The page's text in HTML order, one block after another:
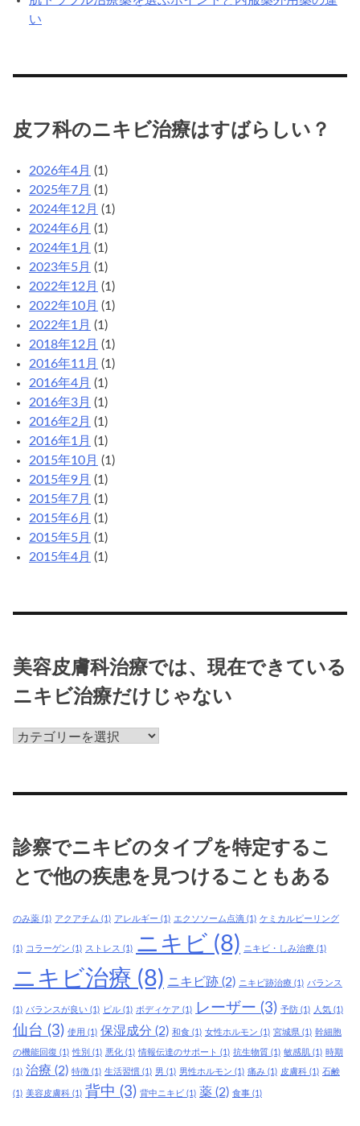
い
皮フ科のニキビ治療はすばらしい？
2026年4月 (1)
2025年7月 (1)
2024年12月 (1)
2024年6月 (1)
2024年1月 (1)
2023年5月 (1)
2022年12月 (1)
2022年10月 (1)
2022年1月 (1)
2018年12月 (1)
2016年11月 (1)
2016年4月 (1)
2016年3月 (1)
2016年2月 (1)
2016年1月 (1)
2015年10月 (1)
2015年9月 (1)
2015年7月 (1)
2015年6月 (1)
2015年5月 (1)
2015年4月 (1)
美容皮膚科治療では、現在できている
ニキビ治療だけじゃない
美
膚
療
で
で
て
い
る
ニ
キ
診察でニキビのタイプを特定するこ
とで他の疾患を見つけることもある
のみ薬 (1) アクアチム (1) アレルギー (1) エクソソーム点滴 (1) ケミカルピーリング
(1) コラーゲン (1) ストレス (1) ニキビ (8) ニキビ・しみ治療 (1)
ニキビ治療 (8) ニキビ跡 (2) ニキビ跡治療 (1) バランス
(1) バランスが良い (1) ピル (1) ボディケア (1) レーザー (3) 予防 (1) 人気 (1)
仙台 (3) 使用 (1) 保湿成分 (2) 和食 (1) 女性ホルモン (1) 宮城県 (1) 幹細胞
の機能回復 (1) 性別 (1) 悪化 (1) 情報伝達のサポート (1) 抗生物質 (1) 敏感肌 (1) 時期
(1) 治療 (2) 特徴 (1) 生活習慣 (1) 男 (1) 男性ホルモン (1) 痛み (1) 皮膚科 (1) 石鹸
(1) 美容皮膚科 (1) 背中 (3) 背中ニキビ (1) 薬 (2) 食事 (1)